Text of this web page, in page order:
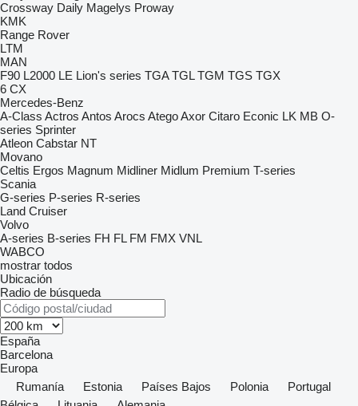
Crossway Daily Magelys Proway
KMK
Range Rover
LTM
MAN
F90 L2000 LE Lion's series TGA TGL TGM TGS TGX
6 CX
Mercedes-Benz
A-Class Actros Antos Arocs AtegoAxor Citaro Econic LK MB O-
series Sprinter
Atleon Cabstar NT
Movano
Celtis Ergos Magnum Midliner Midlum Premium T-series
Scania
G-series P-series R-series
Land Cruiser
Volvo
A-series B-series FH FL FM FMX VNL
WABCO
mostrar todos
Ubicación
Radio de búsqueda
España
Barcelona
Europa
Rumanía
Estonia Países Bajos Polonia
Portugal